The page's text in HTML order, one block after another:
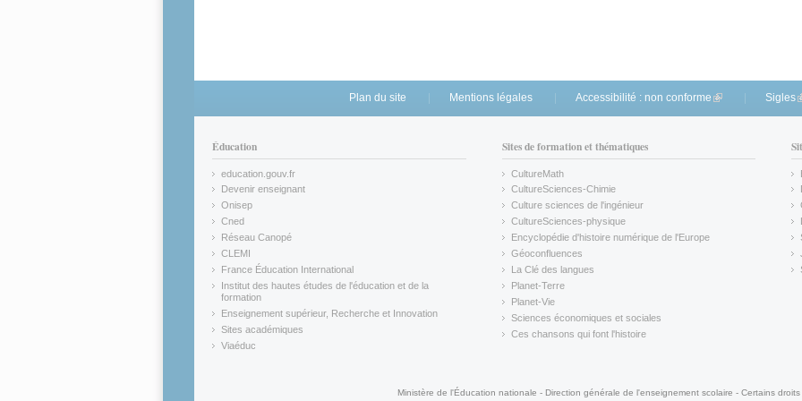
Plan du site Mentions légales Accessibilité : non conforme (link is external)
Sigles
Éducation
education.gouv.fr
(link is external)
Devenir enseignant
(link is external)
Onisep
(link is external)
Cned
(link is external)
Réseau Canopé
(link is external)
CLEMI
(link is external)
France Éducation International
(link is external)
Institut des hautes études de l'éducation et de la
formation
(link is external)
Enseignement supérieur, Recherche et Innovation
(link is external)
Sites académiques
(link is external)
Viaéduc
Sites de formation et thématiques
CultureMath
(link is external)
CultureSciences-Chimie
(link is external)
Culture sciences de l'ingénieur
CultureSciences-physique
(link is external)
Encyclopédie d'histoire numérique de l'Europe
(link is external)
Géoconfluences
(link is external)
La Clé des langues
(link is external)
Planet-Terre
(link is external)
Planet-Vie
(link is external)
Sciences économiques et sociales
(link is external)
Ces chansons qui font l'histoire
Ministère de l'Éducation nationale - Direction générale de l'enseignement scolaire - Certains droits